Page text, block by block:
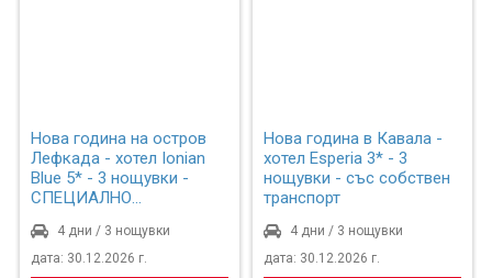
Нова година на остров
Лефкада - хотел Ionian
Blue 5* - 3 нощувки -
СПЕЦИАЛНО
4 дни / 3 нощувки
дата: 30.12.2026 г.
Нова година в Кавала -
хотел Esperia 3* - 3
нощувки - със собствен
транспорт
4 дни / 3 нощувки
дата: 30.12.2026 г.